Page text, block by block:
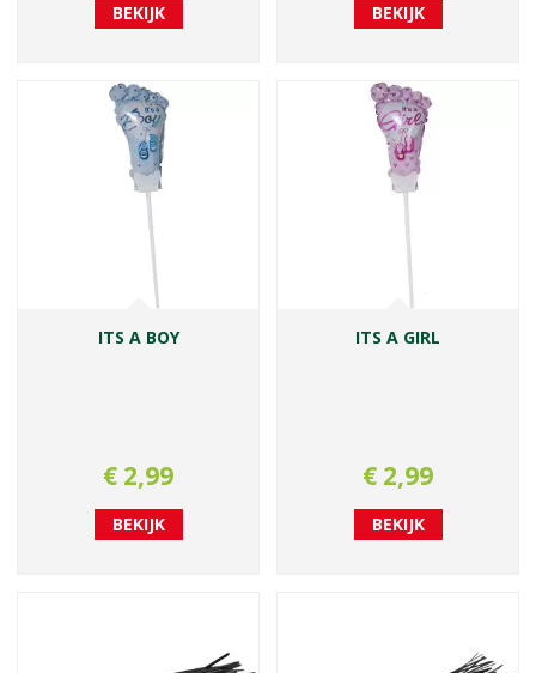
BEKIJK BEKIJK
ITS A BOY
€ 2,99
BEKIJK
ITS A GIRL
€ 2,99
BEKIJK